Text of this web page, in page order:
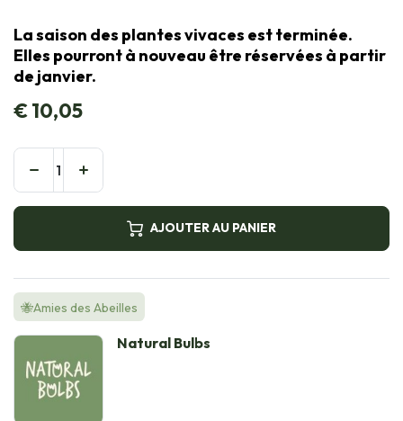
La saison des plantes vivaces est terminée.
Elles pourront à nouveau être réservées à partir
de janvier.
€10,05
AJOUTER AU PANIER
🐝Amies des Abeilles
Natural Bulbs